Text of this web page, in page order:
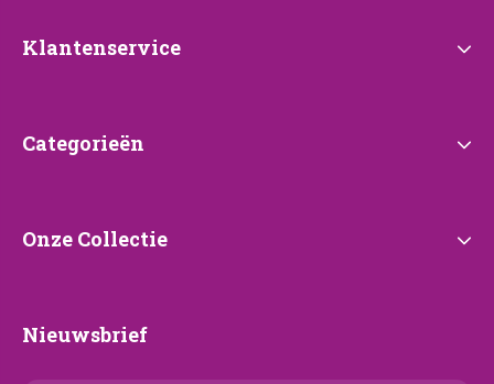
Klantenservice
Klantenservice
Categorieën
Categorieën
Onze
Onze Collectie
Nieuwsbrief
Nieuwsbrief